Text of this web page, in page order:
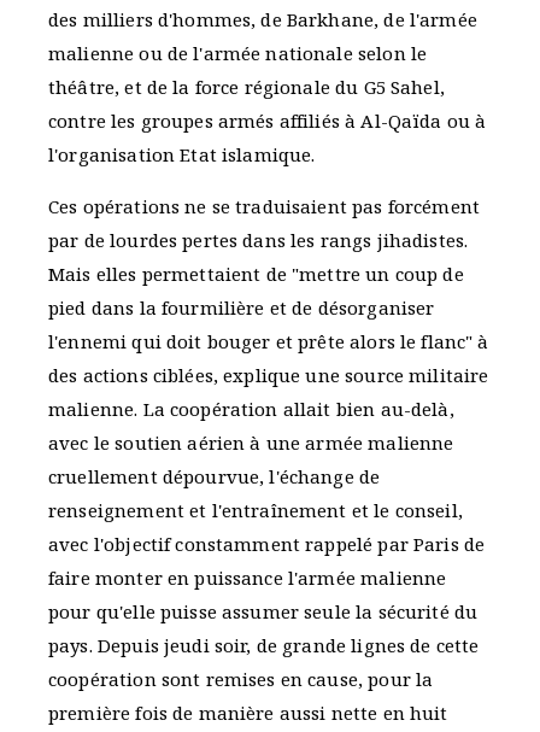
des milliers d'hommes, de Barkhane, de l'armée
malienne ou de l'armée nationale selon le
théâtre, et de la force régionale du G5 Sahel,
contre les groupes armés affiliés à Al-Qaïda ou à
l'organisation Etat islamique.
Ces opérations ne se traduisaient pas forcément
par de lourdes pertes dans les rangs jihadistes.
Mais elles permettaient de "mettre un coup de
pied dans la fourmilière et de désorganiser
l'ennemi qui doit bouger et prête alors le flanc" à
des actions ciblées, explique une source militaire
malienne. La coopération allait bien au-delà,
avec le soutien aérien à une armée malienne
cruellement dépourvue, l'échange de
renseignement et l'entraînement et le conseil,
avec l'objectif constamment rappelé par Paris de
faire monter en puissance l'armée malienne
pour qu'elle puisse assumer seule la sécurité du
pays. Depuis jeudi soir, de grande lignes de cette
coopération sont remises en cause, pour la
première fois de manière aussi nette en huit